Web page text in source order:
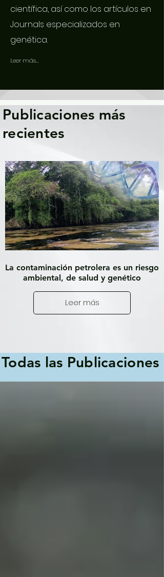
científica, así como los artículos en
Journals especializados en
genética.
Leer más...
Publicaciones más
recientes
La contaminación petrolera es un riesgo
ambiental, de salud y genético
Leer más
Todas las Publicaciones